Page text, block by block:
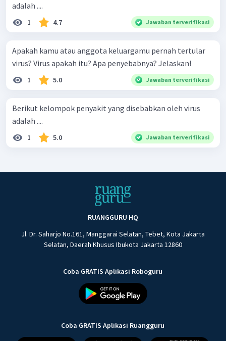
adalah ....
1 4.7 Jawaban terverifikasi
Apakah kamu atau anggota keluargamu pernah tertular
virus? Virus apakah itu? Apa penyebabnya? Jelaskan!
1 5.0 Jawaban terverifikasi
Berikut kelompok penyakit yang disebabkan oleh virus
adalah ....
1 5.0 Jawaban terverifikasi
RUANGGURU HQ
Jl. Dr. Saharjo No.161, Manggarai Selatan, Tebet, Kota Jakarta
Selatan, Daerah Khusus Ibukota Jakarta 12860
Coba GRATIS Aplikasi Roboguru
Coba GRATIS Aplikasi Ruangguru